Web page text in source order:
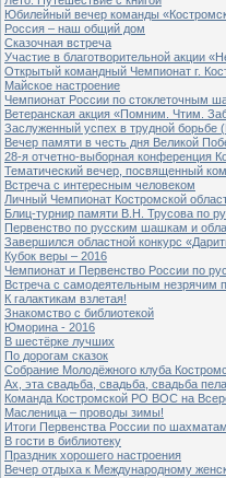
Юбилейный вечер команды
Россия – наш общий дом
Сказочная встреча
Участие в благотворительной акции
Открытый командный Чемпионат г.
Майское настроение
Чемпионат России по стоклеточным
Ветеранская акция «Помним. Чтим.
Заслуженный успех в трудной борьбе
Вечер памяти в честь дня Великой
28-я отчетно-выборная конференция
Тематический вечер, посвященный
Встреча с интересным человеком
Личный Чемпионат Костромской
Блиц-турнир памяти В.Н. Трусова по
Первенство по русским шашкам и
Завершился областной конкурс
Кубок веры – 2016
Чемпионат и Первенство России по
Встреча с самодеятельным незрячим
К галактикам взлетая!
Знакомство с библиотекой
Юморина - 2016
В шестёрке лучших
По дорогам сказок
Собрание Молодёжного клуба
Ах, эта свадьба, свадьба, свадьба
Команда Костромской РО ВОС на
Масленица – проводы зимы!
Итоги Первенства России по
В гости в библиотеку
Праздник хорошего настроения
Вечер отдыха к Международному